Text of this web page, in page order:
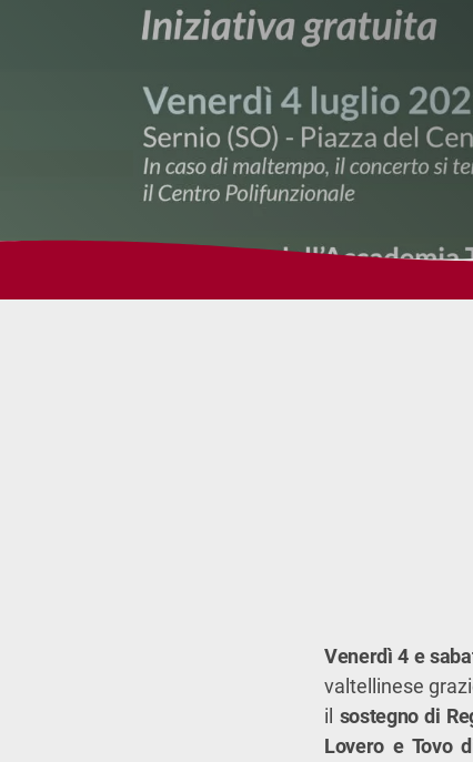
Venerdì 4 e
valtellinese
il sostegno di
Lovero e Tovo